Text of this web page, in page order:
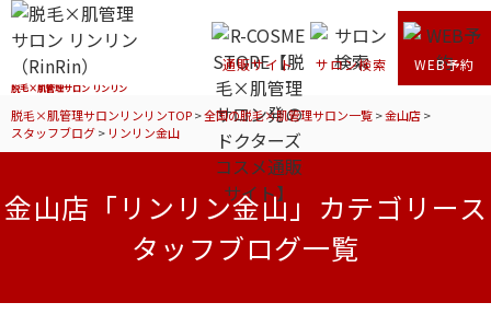
脱毛×肌管理サロン リンリン
通販サイト サロン検索 WEB予約
脱毛×肌管理サロンリンリンTOP>全国の脱毛×肌管理サロン一覧>金山店>
スタッフブログ> リンリン金山
金山店「リンリン金山」カテゴリース
タッフブログ一覧